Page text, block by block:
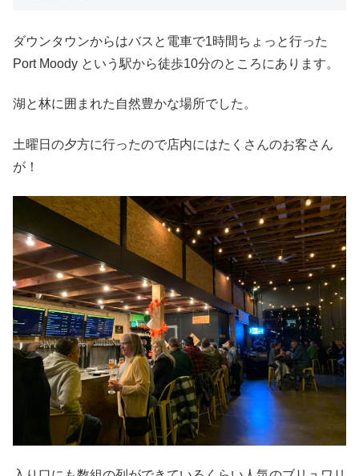
ダウンタウンからはバスと電車で1時間ちょっと行った
Port Moody という駅から徒歩10分のところにあります。
湖と林に囲まれた自然豊かな場所でした。
土曜日の夕方に行ったので店内にはたくさんのお客さん
が！